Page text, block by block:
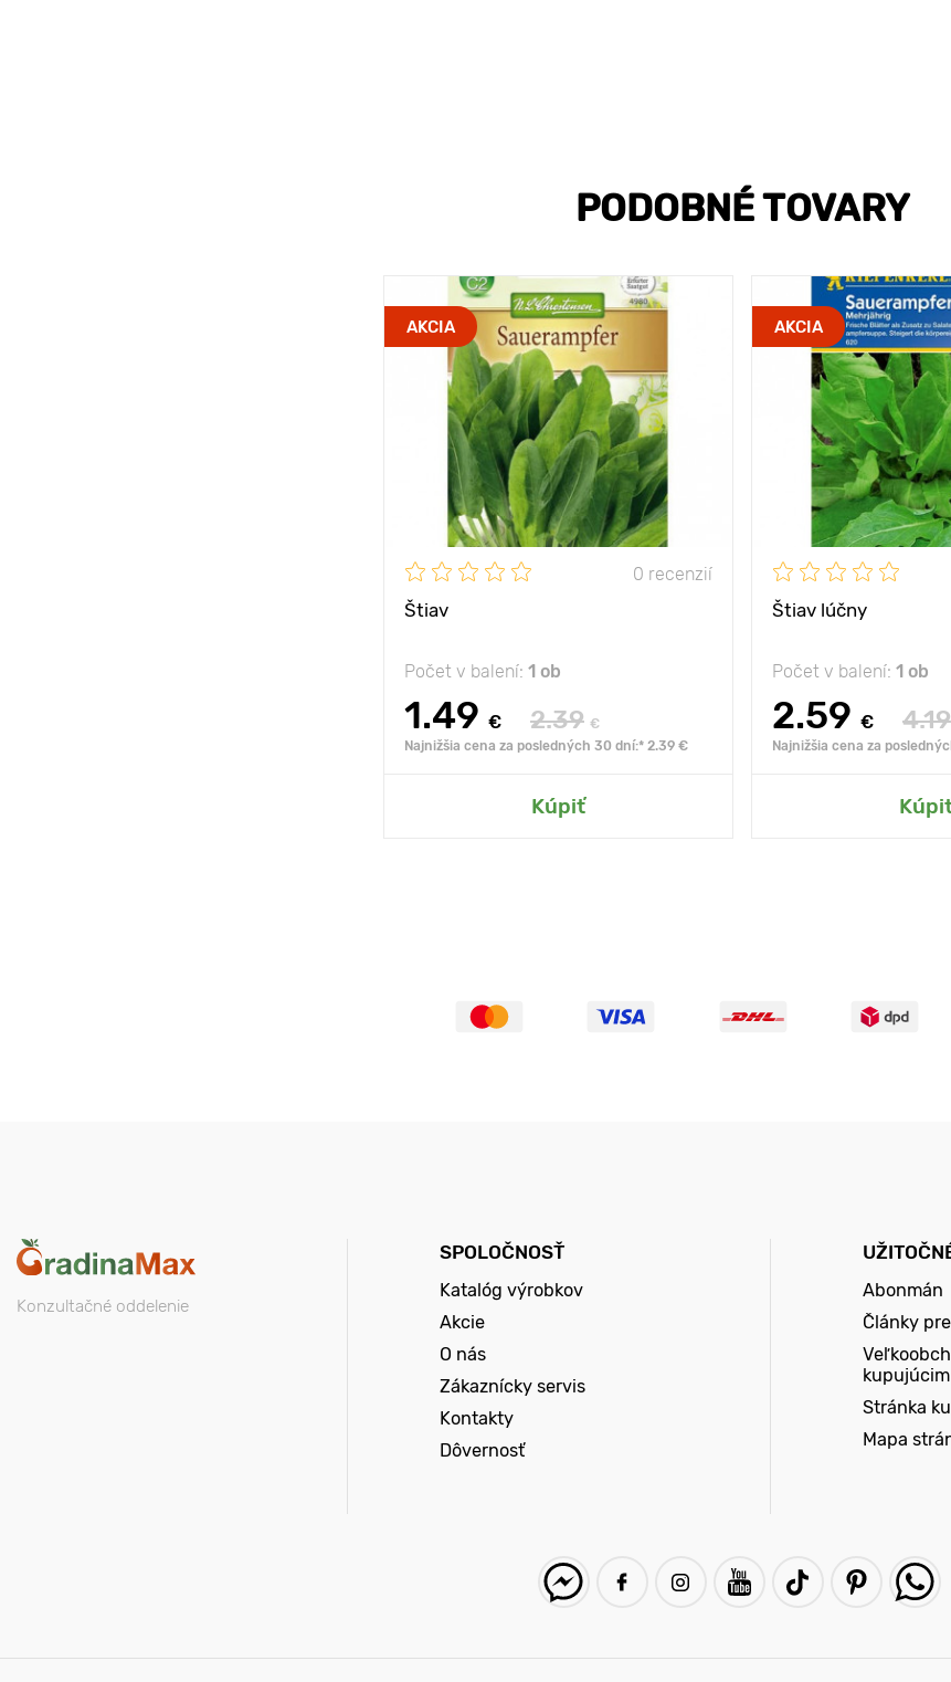
PODOBNÉ TOVARY
AKCIA
0 recenzií
Štiav
Počet v balení: 1 ob
1.49 € 2.39 €
Najnižšia cena za posledných 30 dní:* 2.39 €
Kúpiť
AKCIA
Štiav lúčny
Počet v balení: 1 ob
2.59 € 4.19
Najnižšia cena za
Konzultačné oddelenie
SPOLOČNOSŤ
Katalóg výrobkov
Akcie
O nás
Zákaznícky servis
Kontakty
Dôvernosť
Abonmán
Články
kupujúcim
Stránka
Mapa